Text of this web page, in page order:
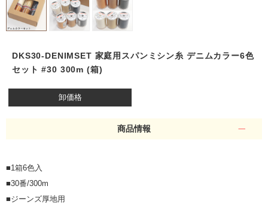
DKS30-DENIMSET 家庭用スパンミシン糸 デニムカラー6色
セット #30 300m (箱)
卸価格
商品情報
■1箱6色入
■30番/300m
■ジーンズ厚地用